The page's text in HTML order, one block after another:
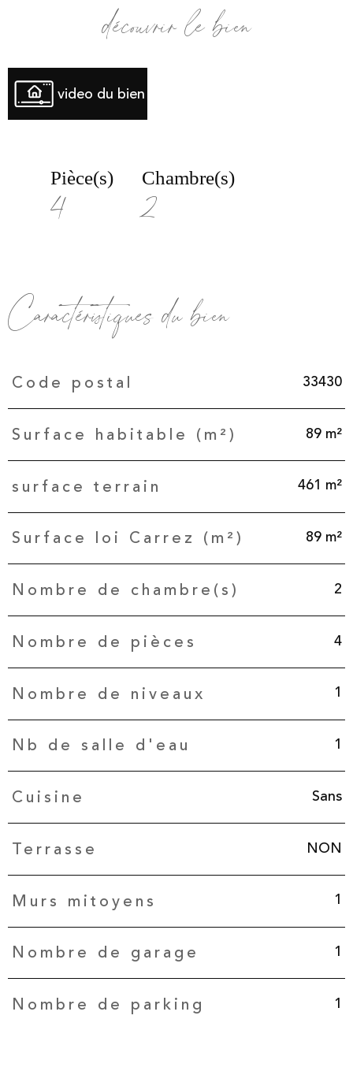
découvrir le bien
video du bien
Pièce(s)
4
Chambre(s)
2
Caractéristiques du bien
Caractéristiques Valeurs
Code postal 33430
Surface habitable (m²) 89 m²
surface terrain 461 m²
Surface loi Carrez (m²) 89 m²
Nombre de chambre(s) 2
Nombre de pièces 4
Nombre de niveaux 1
Nb de salle d'eau 1
Cuisine Sans
Terrasse NON
Murs mitoyens 1
Nombre de garage 1
Nombre de parking 1